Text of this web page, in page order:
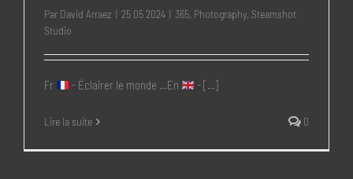
Par David Arraez | 25 05 2024 | 365, Photography, Steamshot
Studio
Fr - Éclairer le monde …En - [...]
Lire la suite 0